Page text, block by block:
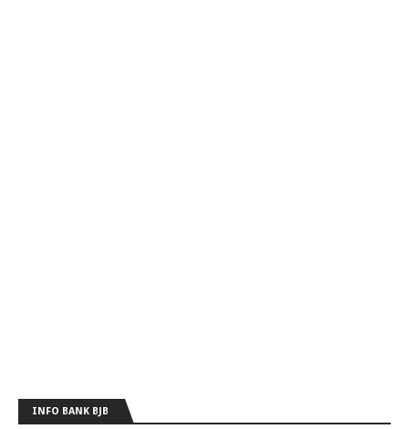
INFO BANK BJB